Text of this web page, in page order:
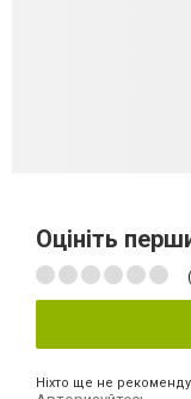
Оцініть
(
Ніхто ще не